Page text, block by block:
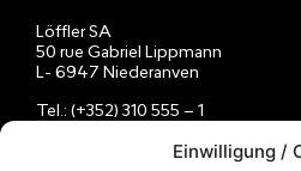
Einwilligung /
Löffler SA
50 rue Gabriel Lippmann
L- 6947 Niederanven
Tel.: (+352) 310 555 – 1